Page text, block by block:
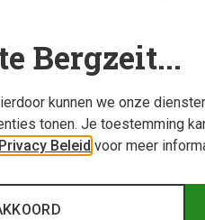
Bergzeit...
kunnen we onze
tonen. Je toestemming
Beleid voor meer